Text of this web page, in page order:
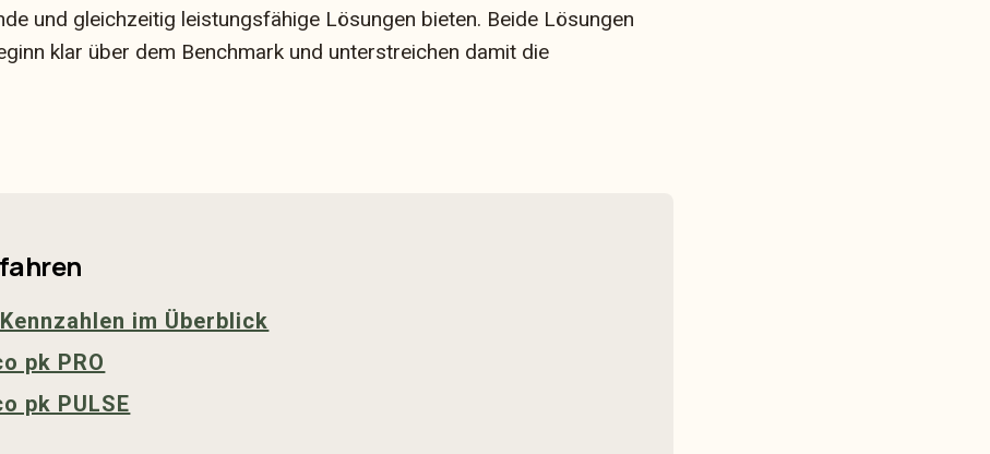
und gleichzeitig leistungsfähige Lösungen bieten. Beide Lösungen
klar über dem Benchmark und unterstreichen damit die
im Überblick
pk PRO
pk PULSE